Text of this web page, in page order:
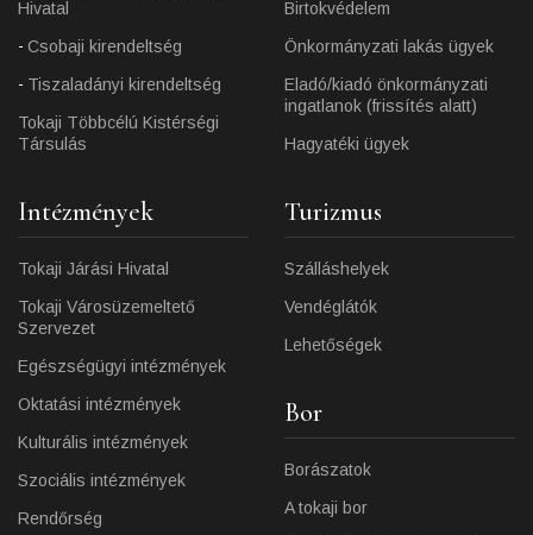
Hivatal
Csobaji kirendeltség
Tiszaladányi kirendeltség
Tokaji Többcélú Kistérségi
Társulás
Birtokvédelem
Önkormányzati lakás ügyek
Eladó/kiadó önkormányzati
ingatlanok (frissítés alatt)
Hagyatéki ügyek
Intézmények
Tokaji Járási Hivatal
Tokaji Városüzemeltető
Szervezet
Egészségügyi intézmények
Oktatási intézmények
Kulturális intézmények
Szociális intézmények
Rendőrség
Turizmus
Szálláshelyek
Vendéglátók
Lehetőségek
Bor
Borászatok
A tokaji bor